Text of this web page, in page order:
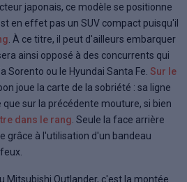
japonais, ce modèle se positionne
en effet pas un SUV compact puisqu'il
. À ce titre, il peut d'ailleurs embarquer
ainsi opposé à des concurrents qui
Sorento ou le Hyundai Santa Fe. Sur le
joue la carte de la sobriété : sa ligne
sur la précédente mouture, si bien
dans le rang . Seule la face arrière
grâce à l'utilisation d'un bandeau
Mitsubishi Outlander, c'est la montée